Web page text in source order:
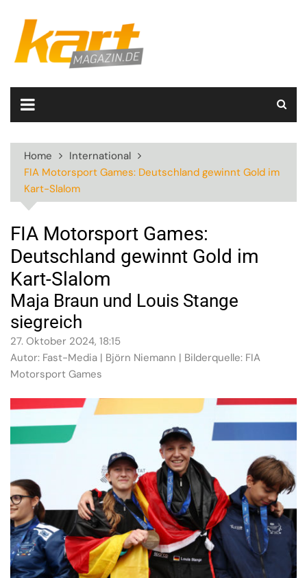
content
Home
International
FIA Motorsport Games: Deutschland gewinnt Gold im
Kart-Slalom
FIA Motorsport Games:
Deutschland gewinnt Gold im
Kart-Slalom
Maja Braun und Louis Stange
siegreich
27. Oktober 2024, 18:15
Autor: Fast-Media | Björn Niemann | Bilderquelle: FIA
Motorsport Games